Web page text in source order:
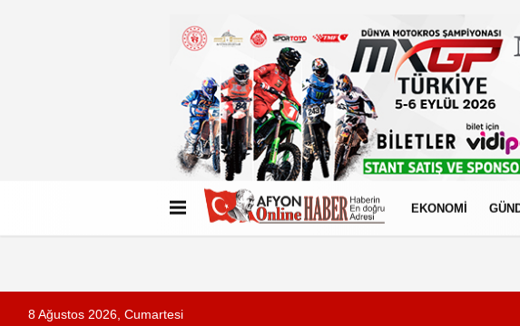
Künye İletişim Çerez Politikası
EKONOMİ
8 Ağustos 2026, Cumartesi